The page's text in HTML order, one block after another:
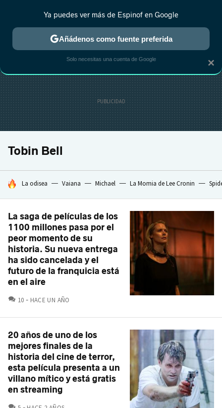
ESTRENOS REALITY ANIME RANKINGS CINE
Tobin Bell
HOY SE HABLA DE
La odisea Vaiana Michael La Momia de Lee Cronin
La saga de películas de los
1100 millones pasa por el
peor momento de su
historia. Su nueva entrega
ha sido cancelada y el
futuro de la franquicia está
en el aire
10 COMENTARIOS
HACE UN AÑO
20 años de uno de los
mejores finales de la
historia del cine de terror,
esta película presenta a un
villano mítico y está gratis
en streaming
COMENTARIOS
×
Ya puedes ver más de Espinof en Google
Añádenos como fuente preferida
Solo necesitas una cuenta de Google